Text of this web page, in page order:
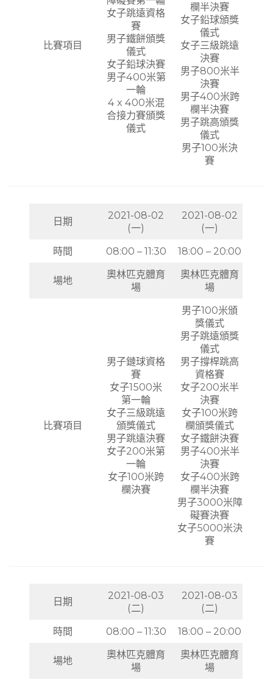
比賽項目
女子跳遠資格
賽
男子鐵餅頒獎
儀式
女子鉛球決賽
男子400米第
一輪
4 x 400米混
合接力賽頒獎
儀式
欄半決賽
女子鉛球頒獎
儀式
女子三級跳遠
決賽
男子800米半
決賽
男子400米跨
欄半決賽
男子跳高頒獎
儀式
男子100米決
賽
日期
2021-08-02
(一)
2021-08-02
(一)
時間
08:00 – 11:30 18:00 – 20:00
場地
奧林匹克體育
場
奧林匹克體育
場
比賽項目
男子鏈球資格
賽
女子1500米
第一輪
女子三級跳遠
頒獎儀式
男子跳遠決賽
女子200米第
一輪
女子100米跨
欄決賽
男子100米頒
獎儀式
男子跳遠頒獎
儀式
男子撐桿跳高
資格賽
女子200米半
決賽
女子100米跨
欄頒獎儀式
女子鐵餅決賽
男子400米半
決賽
女子400米跨
欄半決賽
男子3000米障
礙賽決賽
女子5000米決
賽
日期
2021-08-03
(二)
2021-08-03
(二)
時間
08:00 – 11:30 18:00 – 20:00
場地
奧林匹克體育
場
奧林匹克體育
場